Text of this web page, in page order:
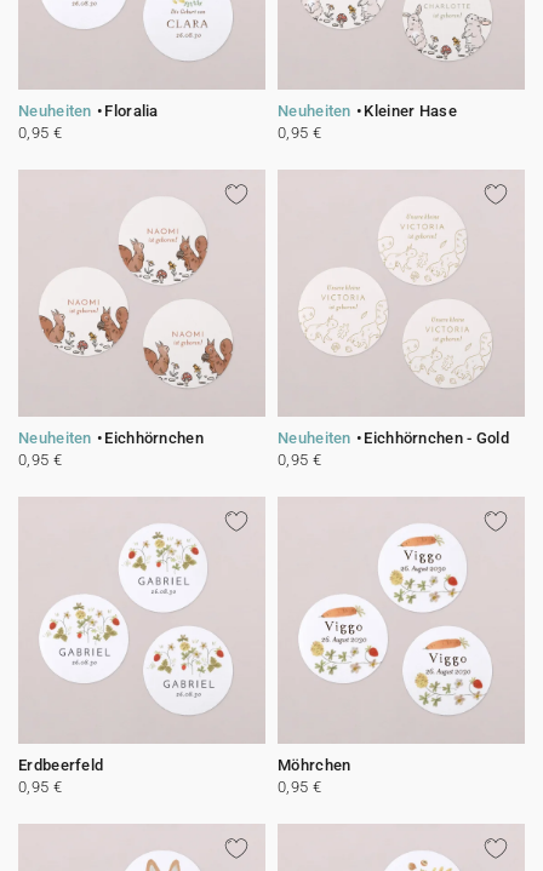
Neuheiten
Floralia
0,95 €
Neuheiten
Kleiner Hase
0,95 €
Neuheiten
Eichhörnchen
0,95 €
Neuheiten
Eichhörnchen - Gold
0,95 €
Erdbeerfeld
0,95 €
Möhrchen
0,95 €